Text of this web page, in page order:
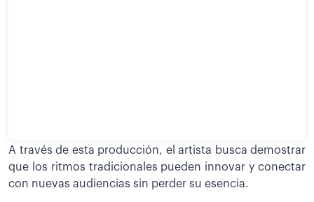
A través de esta producción, el artista busca demostrar
que los ritmos tradicionales pueden innovar y conectar
con nuevas audiencias sin perder su esencia.